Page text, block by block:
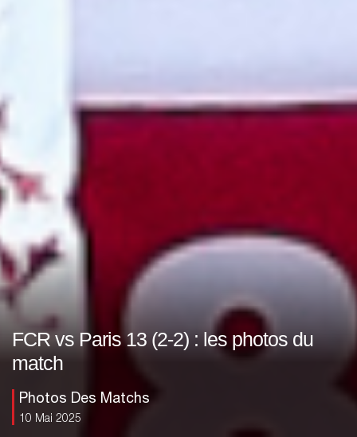
FCR vs Paris 13 (2-2) : les photos du
match
Photos Des Matchs
10 Mai 2025